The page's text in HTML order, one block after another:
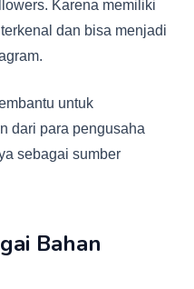
Karena memiliki
dan bisa menjadi
untuk
dari para pengusaha
sebagai sumber
Bahan